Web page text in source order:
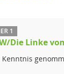
1
Die Linke